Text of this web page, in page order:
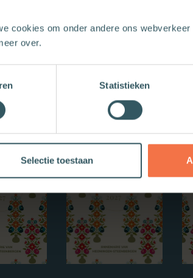
cookies om onder andere ons webverkeer
over.
Statistieken
Selectie toestaan
Nieuwe boeken